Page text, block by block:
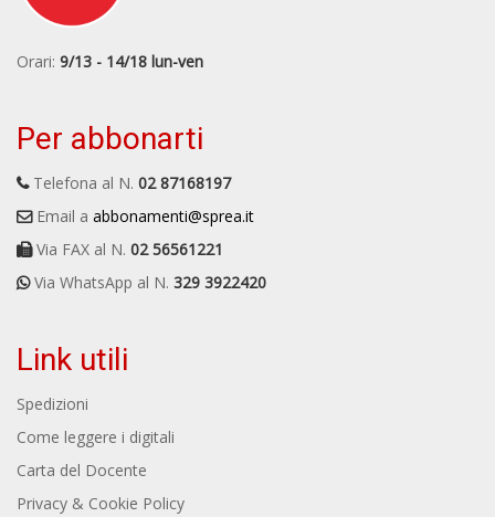
Orari: 9/13 - 14/18 lun-ven
Per abbonarti
Telefona al N. 02 87168197
Email a abbonamenti@sprea.it
Via FAX al N. 02 56561221
Via WhatsApp al N. 329 3922420
Link utili
Spedizioni
Come leggere i digitali
Carta del Docente
Privacy & Cookie Policy